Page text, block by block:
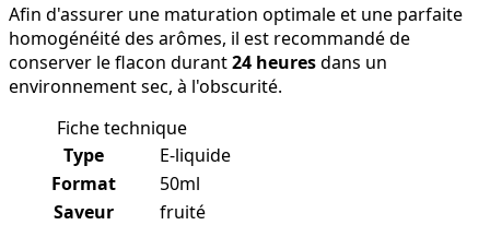
Afin d'assurer une maturation optimale et une parfaite
homogénéité des arômes, il est recommandé de
conserver le flacon durant24 heuresdans un
environnement sec, à l'obscurité.
Fiche technique
Type
E-liquide
Format
50ml
Saveur
fruité